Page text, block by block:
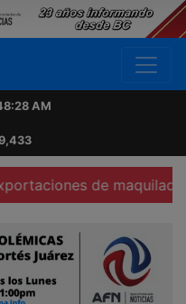
AM
de maquiladoras en